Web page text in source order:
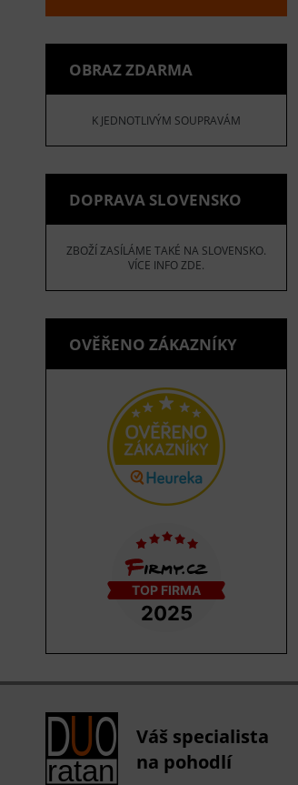
OBRAZ ZDARMA
K JEDNOTLIVÝM SOUPRAVÁM
DOPRAVA SLOVENSKO
ZBOŽÍ ZASÍLÁME TAKÉ NA SLOVENSKO.
VÍCE INFO ZDE.
OVĚŘENO ZÁKAZNÍKY
Váš specialista
na pohodlí